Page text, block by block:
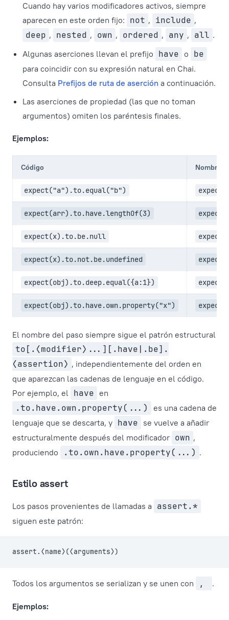
Cuando hay varios modificadores activos, siempre
aparecen en este orden fijo: not , include ,
deep , nested , own , ordered , any , all .
Algunas aserciones llevan el prefijo have o be
para coincidir con su expresión natural en Chai.
Consulta Prefijos de ruta de aserción a continuación.
Las aserciones de propiedad (las que no toman
argumentos) omiten los paréntesis finales.
Ejemplos:
Código Nombre
expect("a").to.equal("b")
expect(arr).to.have.lengthOf(3)
expect(x).to.be.null
expect(x).to.not.be.undefined
expect(obj).to.deep.equal({a:1})
expect(obj).to.have.own.property("x")
El nombre del paso siempre sigue el patrón estructural
to[.⟨modifier⟩...][.have|.be].
⟨assertion⟩ , independientemente del orden en
que aparezcan las cadenas de lenguaje en el código.
Por ejemplo, el have en
.to.have.own.property(...)
es una cadena de
lenguaje que se descarta, y have se vuelve a añadir
estructuralmente después del modificador own ,
produciendo
.to.own.have.property(...) .
Estilo assert
Los pasos provenientes de llamadas a assert.*
siguen este patrón:
assert.⟨name⟩(⟨arguments⟩)
Todos los argumentos se serializan y se unen con , .
Ejemplos: